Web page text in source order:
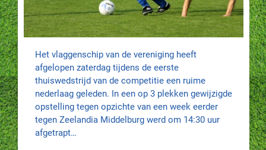
Het vlaggenschip van de vereniging heeft
afgelopen zaterdag tijdens de eerste
thuiswedstrijd van de competitie een ruime
nederlaag geleden. In een op 3 plekken gewijzigde
opstelling tegen opzichte van een week eerder
tegen Zeelandia Middelburg werd om 14:30 uur
afgetrapt…